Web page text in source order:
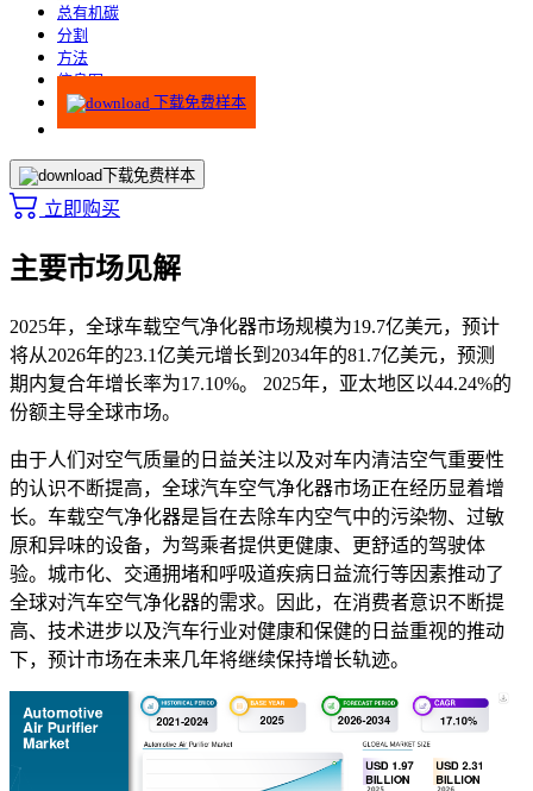
总有机碳
分割
方法
信息图
下载免费样本
下载免费样本
立即购买
主要市场见解
2025年，全球车载空气净化器市场规模为19.7亿美元，预计
将从2026年的23.1亿美元增长到2034年的81.7亿美元，预测
期内复合年增长率为17.10%。 2025年，亚太地区以44.24%的
份额主导全球市场。
由于人们对空气质量的日益关注以及对车内清洁空气重要性
的认识不断提高，全球汽车空气净化器市场正在经历显着增
长。车载空气净化器是旨在去除车内空气中的污染物、过敏
原和异味的设备，为驾乘者​​提供更健康、更舒适的驾驶体
验。城市化、交通拥堵和呼吸道疾病日益流行等因素推动了
全球对汽车空气净化器的需求。因此，在消费者意识不断提
高、技术进步以及汽车行业对健康和保健的日益重视的推动
下，预计市场在未来几年将继续保持增长轨迹。